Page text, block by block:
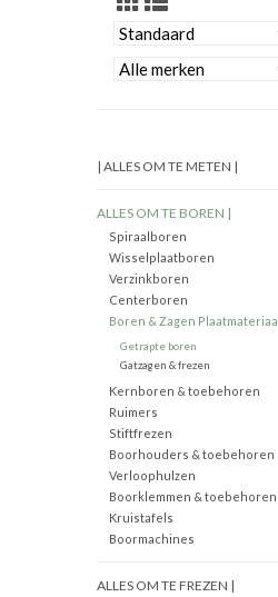
| ALLES OM TE METEN |
ALLES OM TE BOREN |
Spiraalboren
Wisselplaatboren
Verzinkboren
Centerboren
Boren & Zagen Plaatmateriaal
Getrapte boren
Gatzagen & frezen
Kernboren & toebehoren
Ruimers
Stiftfrezen
Boorhouders & toebehoren
Verloophulzen
Boorklemmen & toebehoren
Kruistafels
Boormachines
ALLES OM TE FREZEN |